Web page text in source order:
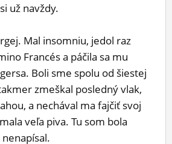
už navždy.
Mal insomniu, jedol raz
Francés a páčila sa mu
Boli sme spolu od šiestej
zmeškal posledný vlak,
a nechával ma fajčiť svoj
veľa piva. Tu som bola